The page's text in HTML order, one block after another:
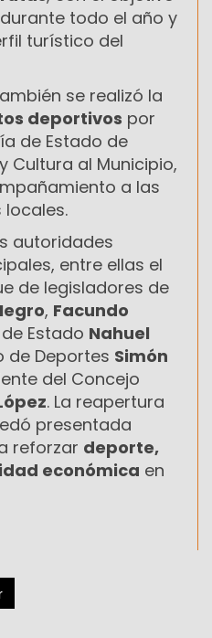
todo el año y
turístico del
se realizó la
deportivos por
de Estado de
Cultura al Municipio,
a las
autoridades
entre ellas el
de legisladores de
, Facundo
Estado Nahuel
de Deportes Simón
del Concejo
. La reapertura
presentada
reforzar deporte,
económica en